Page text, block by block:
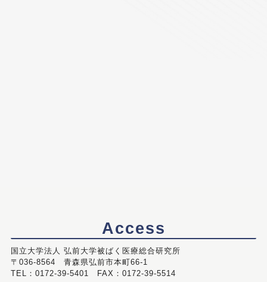
Access
国立大学法人 弘前大学被ばく医療総合研究所
〒036-8564 青森県弘前市本町66-1
TEL：0172-39-5401 FAX：0172-39-5514